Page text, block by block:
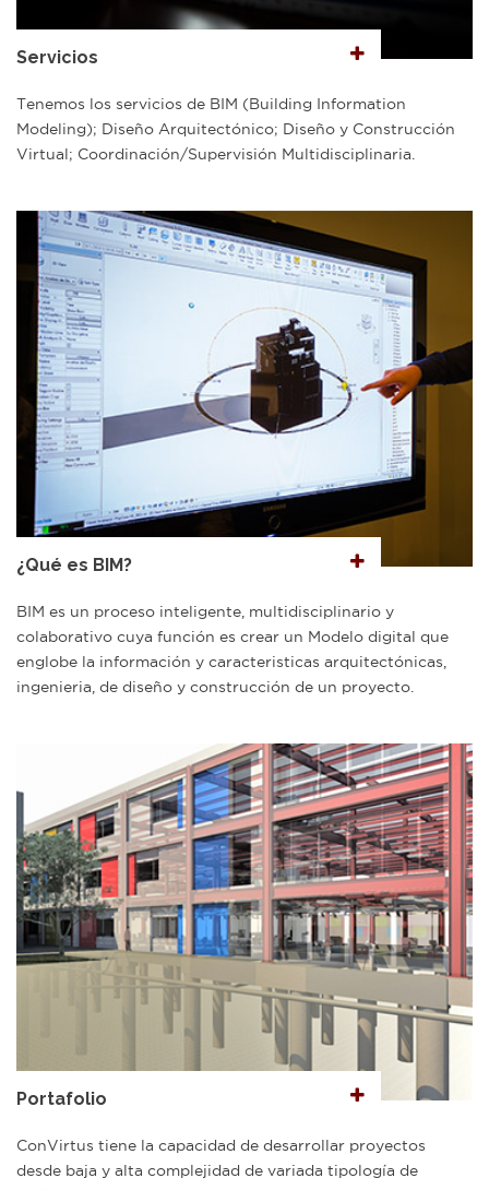
Servicios
Tenemos los servicios de BIM (Building Information
Modeling); Diseño Arquitectónico; Diseño y Construcción
Virtual; Coordinación/Supervisión Multidisciplinaria.
¿Qué es BIM?
BIM es un proceso inteligente, multidisciplinario y
colaborativo cuya función es crear un Modelo digital que
englobe la información y caracteristicas arquitectónicas,
ingenieria, de diseño y construcción de un proyecto.
Portafolio
ConVirtus tiene la capacidad de desarrollar proyectos
desde baja y alta complejidad de variada tipología de